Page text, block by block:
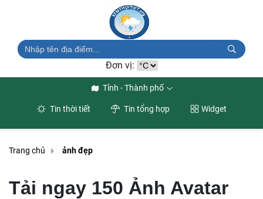
Đơn vị:
Tỉnh - Thành phố
Tin thời tiết Tin tổng hợp Widget
Trang chủ ảnh đẹp
Tải ngay 150 Ảnh Avatar